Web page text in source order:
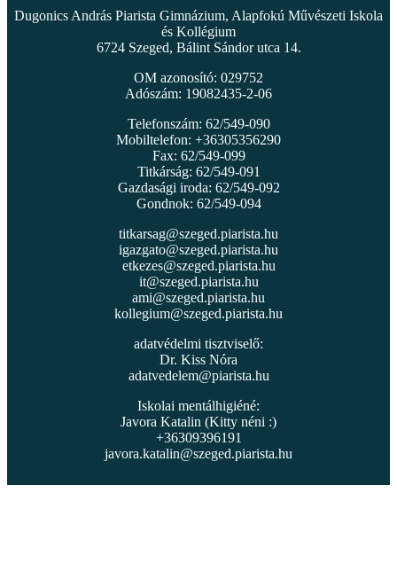
Dugonics András Piarista Gimnázium, Alapfokú Művészeti Iskola
és Kollégium
6724 Szeged, Bálint Sándor utca 14.
OM azonosító: 029752
Adószám: 19082435-2-06
Telefonszám: 62/549-090
Mobiltelefon: +36305356290
Fax: 62/549-099
Titkárság: 62/549-091
Gazdasági iroda: 62/549-092
Gondnok: 62/549-094
titkarsag@szeged.piarista.hu
igazgato@szeged.piarista.hu
etkezes@szeged.piarista.hu
it@szeged.piarista.hu
ami@szeged.piarista.hu
kollegium@szeged.piarista.hu
adatvédelmi tisztviselő:
Dr. Kiss Nóra
adatvedelem@piarista.hu
Iskolai mentálhigiéné:
Javora Katalin (Kitty néni :)
+36309396191
javora.katalin@szeged.piarista.hu